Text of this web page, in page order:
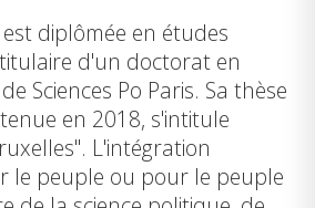
diplômée en études
d'un doctorat en
Sciences Po Paris. Sa thèse
en 2018, s'intitule
L'intégration
le peuple ou pour le peuple